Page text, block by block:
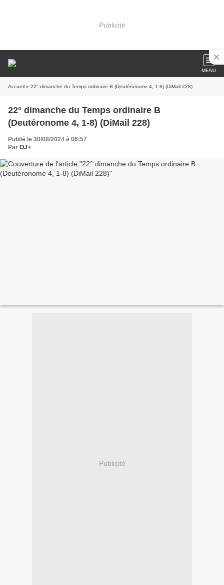
Publicité
MENU
Accueil » 22° dimanche du Temps ordinaire B (Deutéronome 4, 1-8) (DiMail 228)
22° dimanche du Temps ordinaire B
(Deutéronome 4, 1-8) (DiMail 228)
Publié le 30/08/2024 à 06:57
Par OJ+
Publicité